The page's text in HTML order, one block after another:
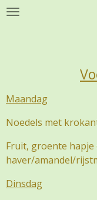
Ga
Maandag
Noedels met
Fruit, groente
haver/amandel/
Dinsdag